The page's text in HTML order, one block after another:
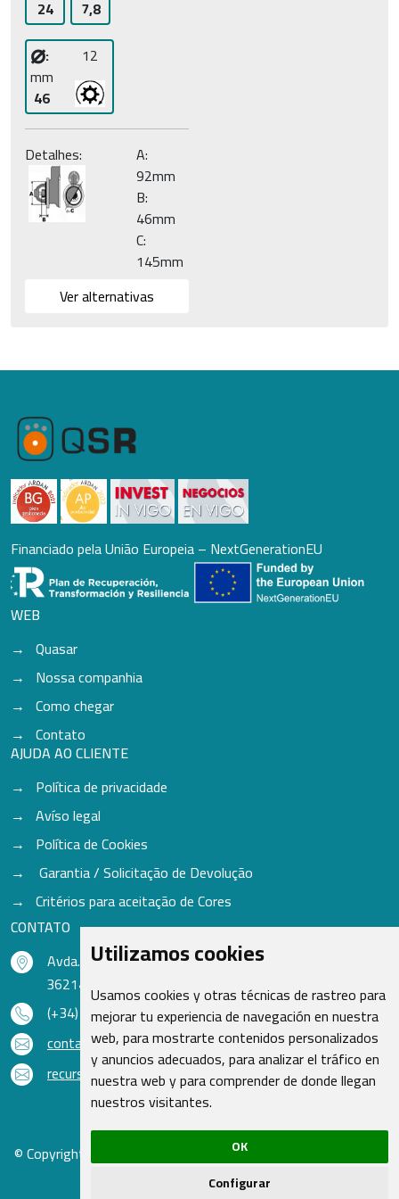
Utilizamos cookies
Usamos cookies y otras técnicas de rastreo para
mejorar tu experiencia de navegación en nuestra
web, para mostrarte contenidos personalizados
y anuncios adecuados, para analizar el tráfico en
nuestra web y para comprender de donde llegan
nuestros visitantes.
OK
Configurar
24
7,8
⌀:
mm
46
12
Detalhes:
A:
92mm
B:
46mm
C:
145mm
Ver alternativas
Financiado pela União Europeia – NextGenerationEU
WEB
Quasar
Nossa companhia
Como chegar
Contato
AJUDA AO CLIENTE
Política de privacidade
Avíso legal
Política de Cookies
Garantia / Solicitação de Devolução
Critérios para aceitação de Cores
CONTATO
Avda. do Freixo - Sardoma, 13
36214 Vigo - Pontevedra - Espanha
(+34) 986 48 16 33
contacto@qsr.es
recursoshumanos@qsr.es
© Copyright 2026 - Recambios Quasar S.L. | Todos os direitos
reservados